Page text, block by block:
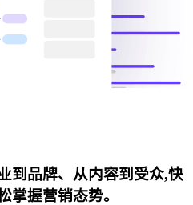
到品牌、从内容到受众,快
掌握营销态势。